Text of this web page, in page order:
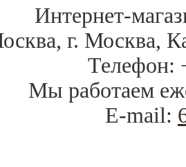
Интернет-
,г. Москва,
Телефон:
Мы работаем
E-mail: